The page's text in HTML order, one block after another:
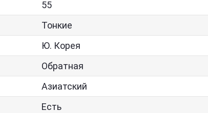
55
Тонкие
Ю. Корея
Обратная
Азиатский
Есть